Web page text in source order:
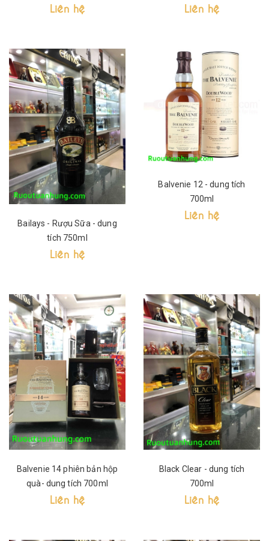
Liên hệ Liên hệ
Bailays - Rượu Sữa - dung
tích 750ml
Liên hệ
Balvenie 12 - dung tích
700ml
Liên hệ
Balvenie 14 phiên bản hộp
quà- dung tích 700ml
Liên hệ
Black Clear - dung tích
700ml
Liên hệ